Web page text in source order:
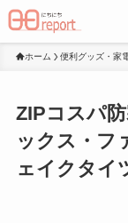
ホーム 便利グッズ・家
ZIPコスパ
ックス・フ
ェイクタイ